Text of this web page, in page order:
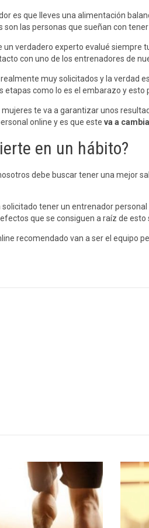
es que lleves una alimentación
las personas que sueñan con
un verdadero experto evalué
con uno de los entrenadores de
muy solicitados y la verdad
etapas como lo es el embarazo y esto
te va a garantizar unos
online y es que este va a
en un hábito?
debe buscar tener una mejor
tener un entrenador
que se consiguen a raíz de
recomendado van a ser el equipo